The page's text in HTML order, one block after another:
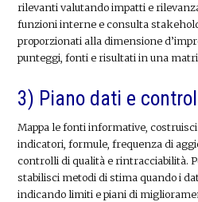
rilevanti valutando impatti e
funzioni interne e consulta
proporzionati alla dimensione
punteggi, fonti e risultati in una
3) Piano dati e
Mappa le fonti informative,
indicatori, formule, frequenza di
controlli di qualità e rintracciabilità.
stabilisci metodi di stima quando i
indicando limiti e piani di